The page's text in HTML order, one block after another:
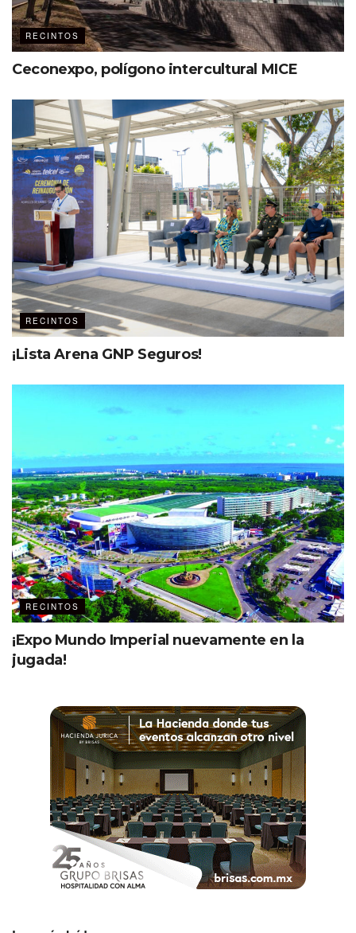
RECINTOS
Ceconexpo, polígono intercultural MICE
RECINTOS
¡Lista Arena GNP Seguros!
RECINTOS
¡Expo Mundo Imperial nuevamente en la
jugada!